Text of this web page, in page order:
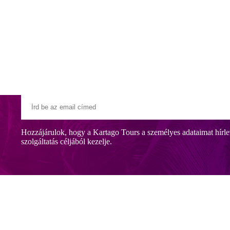
re található a népszerű, ahol számos taverna, bár és kávézó áll
Hozzájárulok, hogy a Kartago Tours a személyes adataimat
szolgáltatás céljából kezelje.